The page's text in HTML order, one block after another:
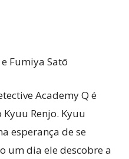
Fumiya Satō
Academy Q é
Renjo. Kyuu
esperança de se
um dia ele descobre a